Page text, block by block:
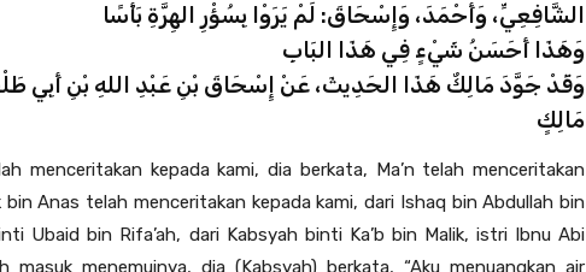
الشَّافِعِيِّ، وَأَحْمَدَ، وَإِسْحَاقَ: لَمْ يَرَوْا بِسُؤْرِ الهِرَّةِ بَأْسًا
وَهَذَا أَحَسَنُ شَيْءٍ فِي هَذَا البَابِ
وَقَدْ جَوَّدَ مَالِكٌ هَذَا الحَدِيثَ، عَنْ إِسْحَاقَ بْنِ عَبْدِ اللهِ بْنِ أَبِي
مَالِكٍ
menceritakan kepada kami, dia berkata, Ma’n telah menceritakan
bin Anas telah menceritakan kepada kami, dari Ishaq bin Abdullah bin
Ubaid bin Rifa’ah, dari Kabsyah binti Ka’b bin Malik, istri Ibnu Abi
masuk menemuinya, dia (Kabsyah) berkata, “Aku menuangkan air